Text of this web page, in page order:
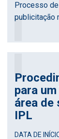
Processo
publicitação
para
área de
IPL
DATA DE